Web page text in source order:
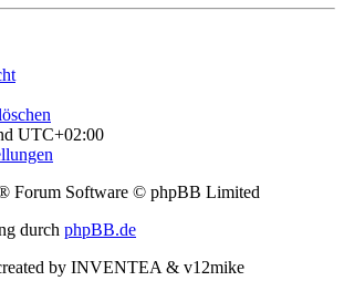
UTC+02:00
Forum Software © phpBB Limited
durch phpBB.de
by INVENTEA & v12mike